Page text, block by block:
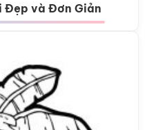
Đẹp và Đơn Giản